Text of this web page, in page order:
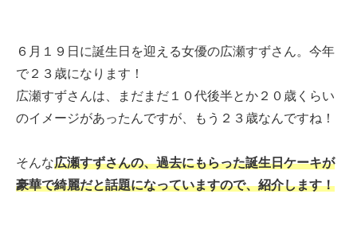
６月１９日に誕生日を迎える女優の広瀬すずさん。今年
で２３歳になります！
広瀬すずさんは、まだまだ１０代後半とか２０歳くらい
のイメージがあったんですが、もう２３歳なんですね！
そんな広瀬すずさんの、過去にもらった誕生日ケーキが
豪華で綺麗だと話題になっていますので、紹介します！